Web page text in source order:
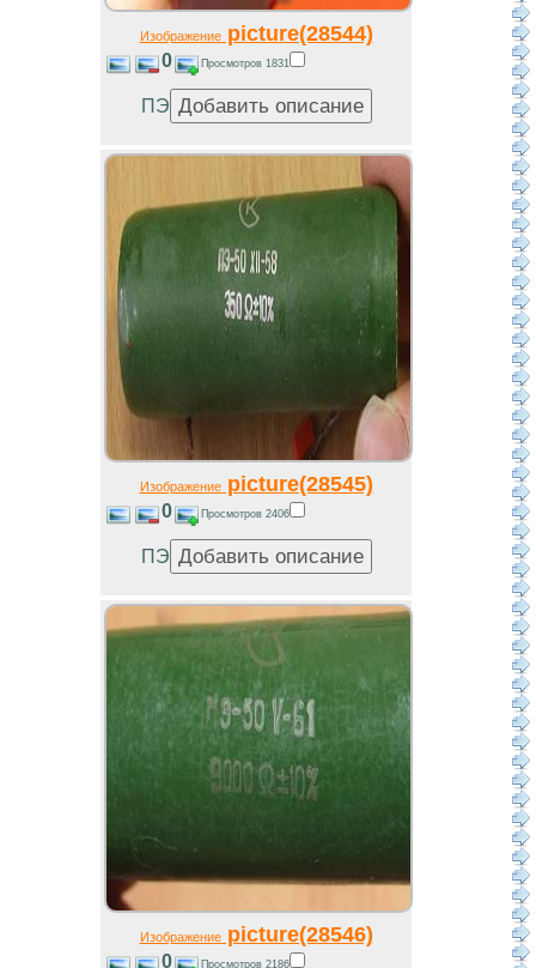
Изображениеpicture(28544)
0 Просмотров 1831
ПЭ
Изображениеpicture(28545)
0 Просмотров 2406
ПЭ
Изображениеpicture(28546)
0 Просмотров 2186